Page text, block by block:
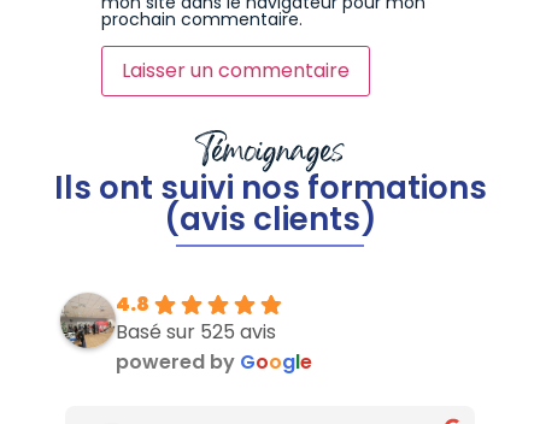
prochain commentaire.
Témoignages
Ils ont suivi nos formations
(avis clients)
4.8
Basé sur 525 avis
powered by Google